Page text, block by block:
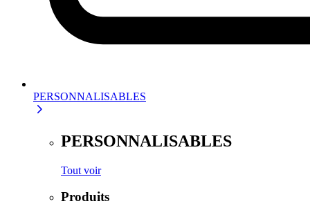
PERSONNALISABLES
PERSONNALISABLES
Tout voir
Produits